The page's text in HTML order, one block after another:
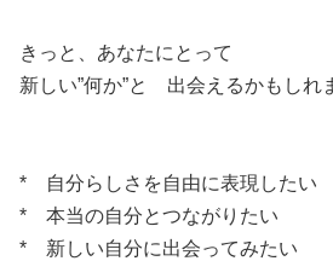
きっと、あなたにとって
新しい”何か”と 出会えるかもしれ
* 自分らしさを自由に表現したい
* 本当の自分とつながりたい
* 新しい自分に出会ってみたい